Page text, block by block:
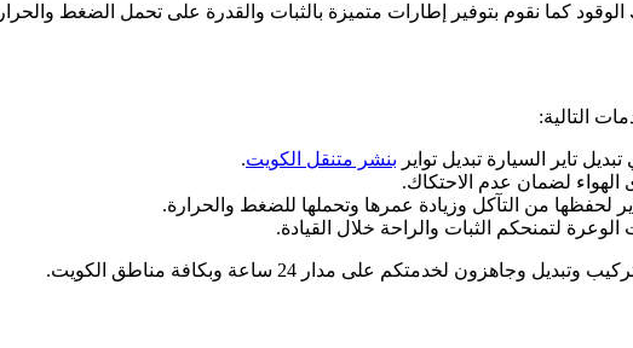
كما نقوم بتوفير إطارات متميزة بالثبات والقدرة على تحمل الضغط
التالية:
تاير السيارة تبديل تواير بنشر متنقل الكويت.
الهواء لضمان عدم الاحتكاك.
من التآكل وزيادة عمرها وتحملها للضغط والحرارة.
لتمنحكم الثبات والراحة خلال القيادة.
لخدمتكم على مدار 24 ساعة وبكافة مناطق الكويت.